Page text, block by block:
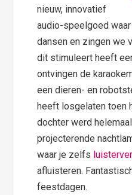
nieuw, innovatief
audio-speelgoed
dansen en zingen we
dit stimuleert heeft
ontvingen de
een dieren- en
heeft losgelaten toen
dochter werd
projecterende
waar je zelfs
afluisteren.
feestdagen.